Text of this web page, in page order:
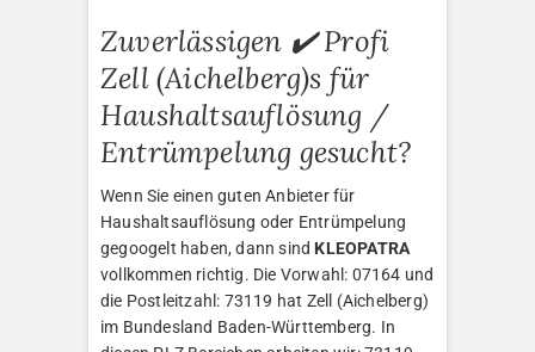
Zuverlässigen ✔️ Profi
Zell (Aichelberg)s für
Haushaltsauflösung /
Entrümpelung gesucht?
Wenn Sie einen guten Anbieter für
Haushaltsauflösung oder Entrümpelung
gegoogelt haben, dann sind KLEOPATRA
vollkommen richtig. Die Vorwahl: 07164 und
die Postleitzahl: 73119 hat Zell (Aichelberg)
im Bundesland Baden-Württemberg. In